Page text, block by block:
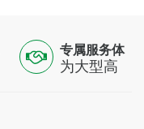
专属服务体
验
为大型高